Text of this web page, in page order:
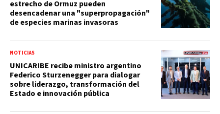
estrecho de Ormuz pueden
desencadenar una "superpropagación"
de especies marinas invasoras
NOTICIAS
UNICARIBE recibe ministro argentino
Federico Sturzenegger para dialogar
sobre liderazgo, transformación del
Estado e innovación pública